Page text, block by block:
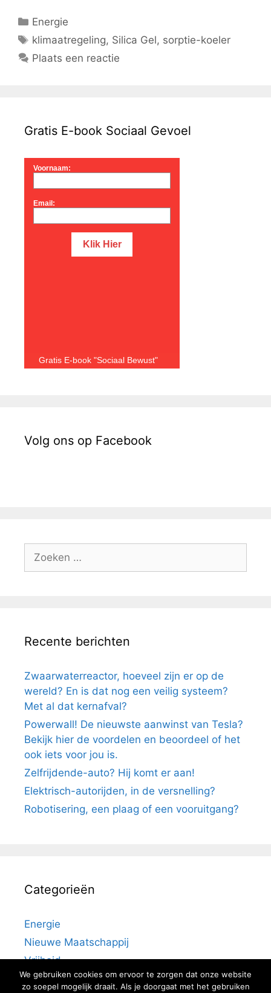
Categorieën
Energie
Tags
klimaatregeling, Silica Gel, sorptie-koeler
Plaats een reactie
Gratis E-book Sociaal Gevoel
Voornaam:
Email:
Gratis E-book "Sociaal Bewust"
Volg ons op Facebook
naar:
Recente berichten
Zwaarwaterreactor, hoeveel zijn er op de
wereld? En is dat nog een veilig systeem?
Met al dat kernafval?
Powerwall! De nieuwste aanwinst van Tesla?
Bekijk hier de voordelen en beoordeel of het
ook iets voor jou is.
Zelfrijdende-auto? Hij komt er aan!
Elektrisch-autorijden, in de versnelling?
Robotisering, een plaag of een vooruitgang?
Categorieën
Energie
Nieuwe Maatschappij
Vrijheid
We gebruiken cookies om ervoor te zorgen dat onze website
zo soepel mogelijk draait. Als je doorgaat met het gebruiken